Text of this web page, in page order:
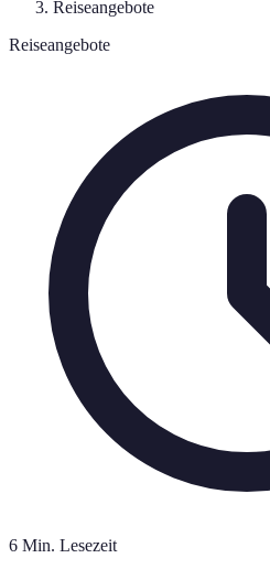
Reiseangebote
Reiseangebote
6 Min. Lesezeit